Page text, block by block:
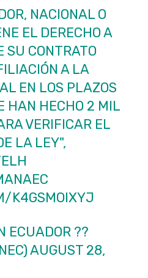
NACIONAL O
EL DERECHO A
SU CONTRATO
A LA
EN LOS PLAZOS
HAN HECHO 2 MIL
VERIFICAR EL
LA LEY",
K4GSMOIXYJ
ECUADOR ??
AUGUST 28,